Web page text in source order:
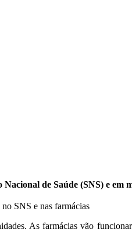
de Saúde (SNS) e em
As farmácias vão